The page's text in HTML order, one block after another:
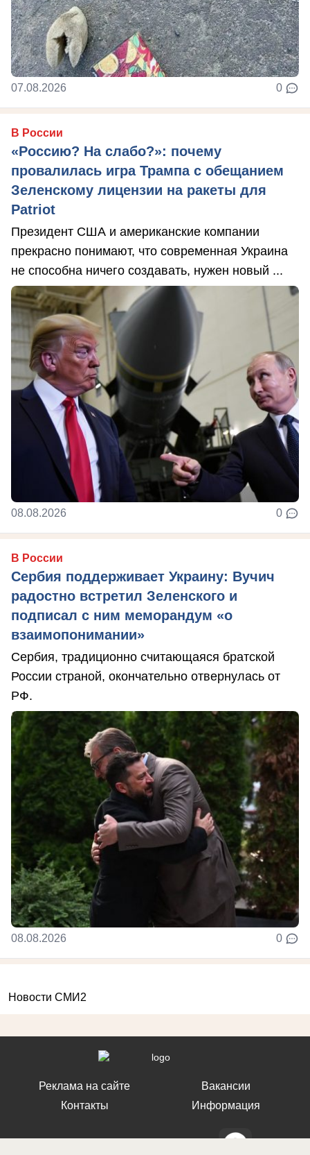
07.08.2026 0
В России
«Россию? На слабо?»: почему
провалилась игра Трампа с обещанием
Зеленскому лицензии на ракеты для
Patriot
Президент США и американские компании
прекрасно понимают, что современная Украина
не способна ничего создавать, нужен новый ...
08.08.2026 0
В России
Сербия поддерживает Украину: Вучич
радостно встретил Зеленского и
подписал с ним меморандум «о
взаимопонимании»
Сербия, традиционно считающаяся братской
России страной, окончательно отвернулась от
РФ.
08.08.2026 0
Новости СМИ2
Реклама на сайте
Контакты
Вакансии
Информация